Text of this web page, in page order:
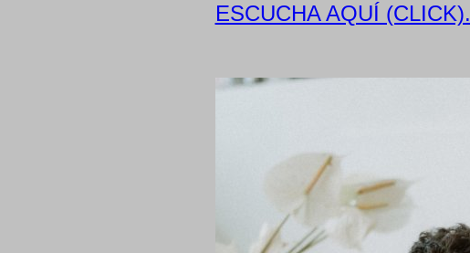
ESCUCHA AQUÍ (CLICK).